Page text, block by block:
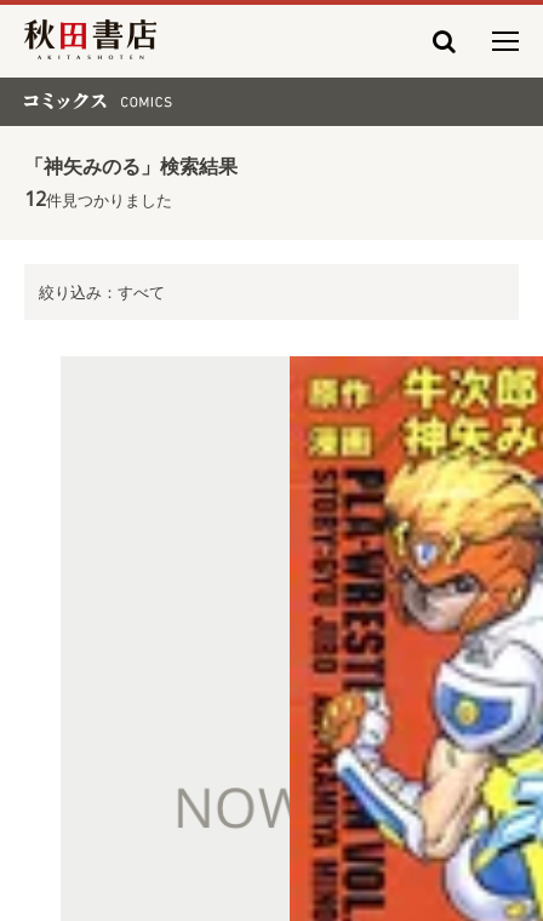
秋田書店
「神矢みのる」検索結果
12件見つかりました
絞り込み：すべて